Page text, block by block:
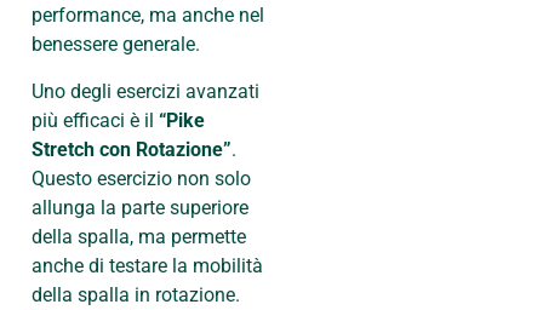
performance, ma anche nel
benessere generale.
Uno degli esercizi avanzati
più efficaci è il “Pike
Stretch con Rotazione”.
Questo esercizio non solo
allunga la parte superiore
della spalla, ma permette
anche di testare la mobilità
della spalla in rotazione.